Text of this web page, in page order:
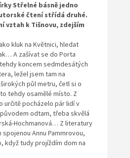
Střelné básně jedno
čtení střídá druhé.
vztah k Tišnovu, zdejším
kluk na Květnici, hledat
A zašívat se do Porta
koncem sedmdesátých
ležel jsem tam na
půl metru, četl si o
tehdy osamělé místo. Z
určitě pocházelo pár lidí v
odtam, třeba skvělá
Hochmanová… Z literatury
spojenou Annu Pammrovou,
když tudy projíždím dom na